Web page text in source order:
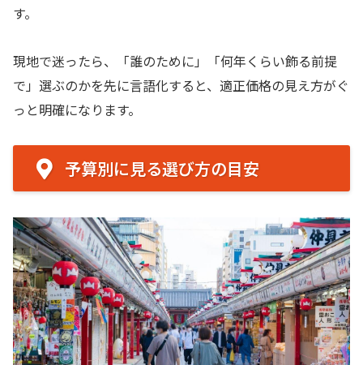
す。
現地で迷ったら、「誰のために」「何年くらい飾る前提
で」選ぶのかを先に言語化すると、適正価格の見え方がぐ
っと明確になります。
予算別に見る選び方の目安